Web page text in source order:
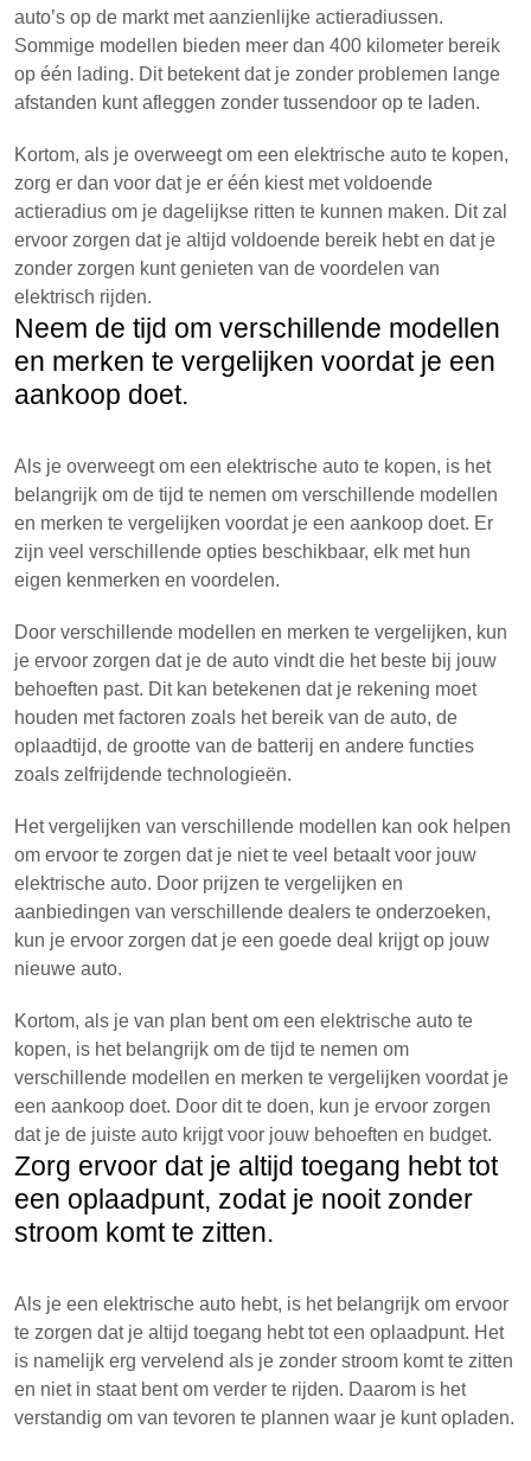
auto’s op de markt met aanzienlijke actieradiussen.
Sommige modellen bieden meer dan 400 kilometer bereik
op één lading. Dit betekent dat je zonder problemen lange
afstanden kunt afleggen zonder tussendoor op te laden.
Kortom, als je overweegt om een elektrische auto te kopen,
zorg er dan voor dat je er één kiest met voldoende
actieradius om je dagelijkse ritten te kunnen maken. Dit zal
ervoor zorgen dat je altijd voldoende bereik hebt en dat je
zonder zorgen kunt genieten van de voordelen van
elektrisch rijden.
Neem de tijd om verschillende modellen
en merken te vergelijken voordat je een
aankoop doet.
Als je overweegt om een elektrische auto te kopen, is het
belangrijk om de tijd te nemen om verschillende modellen
en merken te vergelijken voordat je een aankoop doet. Er
zijn veel verschillende opties beschikbaar, elk met hun
eigen kenmerken en voordelen.
Door verschillende modellen en merken te vergelijken, kun
je ervoor zorgen dat je de auto vindt die het beste bij jouw
behoeften past. Dit kan betekenen dat je rekening moet
houden met factoren zoals het bereik van de auto, de
oplaadtijd, de grootte van de batterij en andere functies
zoals zelfrijdende technologieën.
Het vergelijken van verschillende modellen kan ook helpen
om ervoor te zorgen dat je niet te veel betaalt voor jouw
elektrische auto. Door prijzen te vergelijken en
aanbiedingen van verschillende dealers te onderzoeken,
kun je ervoor zorgen dat je een goede deal krijgt op jouw
nieuwe auto.
Kortom, als je van plan bent om een elektrische auto te
kopen, is het belangrijk om de tijd te nemen om
verschillende modellen en merken te vergelijken voordat je
een aankoop doet. Door dit te doen, kun je ervoor zorgen
dat je de juiste auto krijgt voor jouw behoeften en budget.
Zorg ervoor dat je altijd toegang hebt tot
een oplaadpunt, zodat je nooit zonder
stroom komt te zitten.
Als je een elektrische auto hebt, is het belangrijk om ervoor
te zorgen dat je altijd toegang hebt tot een oplaadpunt. Het
is namelijk erg vervelend als je zonder stroom komt te zitten
en niet in staat bent om verder te rijden. Daarom is het
verstandig om van tevoren te plannen waar je kunt opladen.